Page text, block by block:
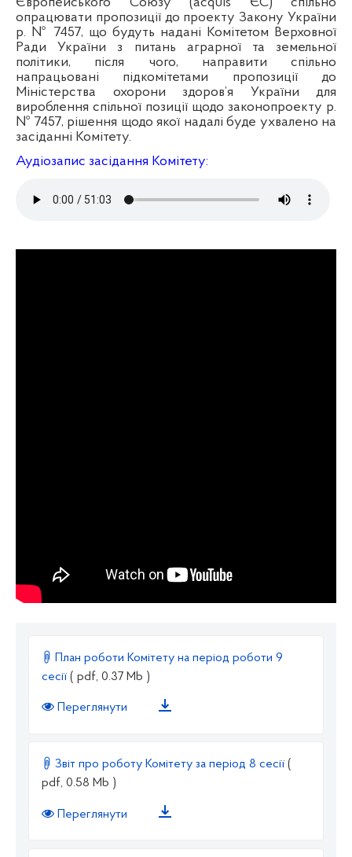
опрацювати пропозиції до проекту Закону України
р. № 7457, що будуть надані Комітетом Верховної
Ради України з питань аграрної та земельної
політики, після чого, направити спільно
напрацьовані підкомітетами пропозиції до
Міністерства охорони здоров’я України для
вироблення спільної позиції щодо законопроекту р.
№ 7457, рішення щодо якої надалі буде ухвалено на
засіданні Комітету.
Аудіозапис засідання Комітету:
План роботи Комітету на період роботи 9
сесії ( pdf, 0.37 Mb )
Переглянути
Звіт про роботу Комітету за період 8 сесії (
pdf, 0.58 Mb )
Переглянути